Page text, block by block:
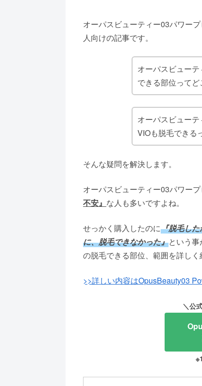
オーパスビューティー03パワー
人向けの記事です。
オーパスビュー
できる部位ってど
オーパスビュー
VIOも脱毛できる
そんな疑問を解決します。
オーパスビューティー03パワー
不安』 な人も多いですよね。
せっかく購入したのに『脱毛し
に、脱毛できなかった』という
の脱毛できる部位、範囲を詳しく
>>詳しい内容はOpusBeauty03
＼公